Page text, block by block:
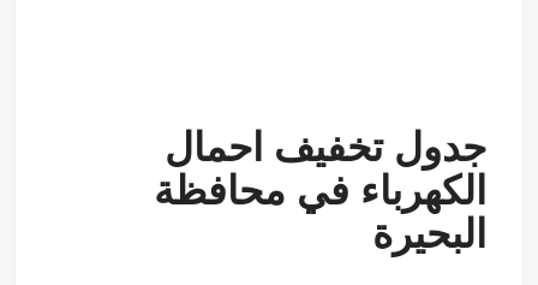
جدول تخفيف احمال
الكهرباء في محافظة
البحيرة